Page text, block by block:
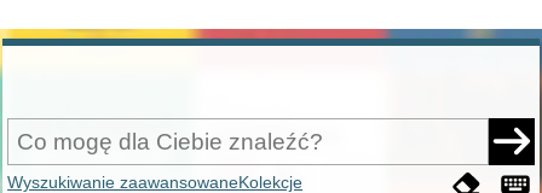
Wyszukiwanie zaawansowaneKolekcje